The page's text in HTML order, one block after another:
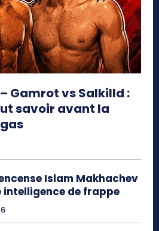
– Gamrot vs Salkilld :
savoir avant la
Islam Makhachev
de frappe